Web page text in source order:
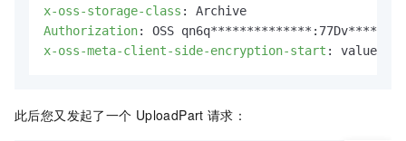
x-oss-storage-class :
Authorization:
x-oss-meta-client-side-encryption-start : value1
此后您又发起了一个 UploadPart 请求：